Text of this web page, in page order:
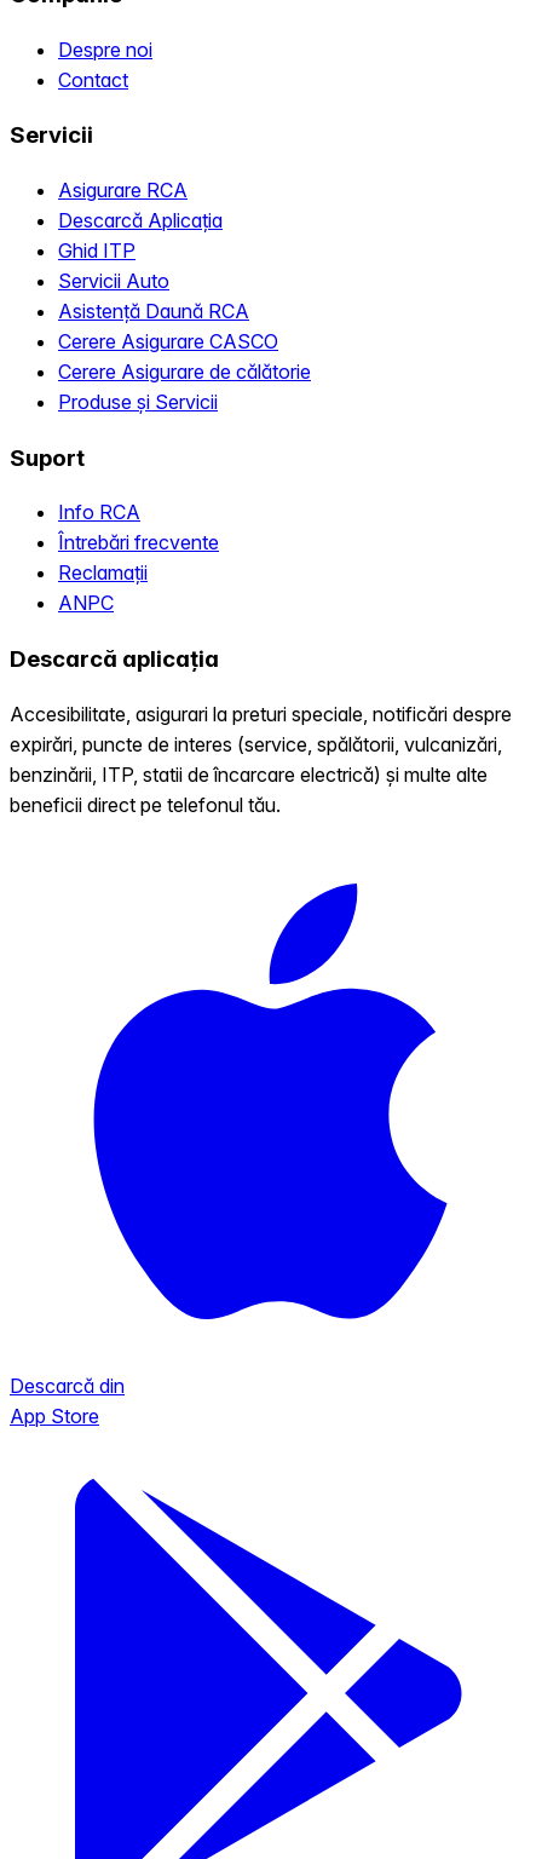
Despre noi
Contact
Servicii
Asigurare RCA
Descarcă Aplicația
Ghid ITP
Servicii Auto
Asistență Daună RCA
Cerere Asigurare CASCO
Cerere Asigurare de călătorie
Produse și Servicii
Suport
Info RCA
Întrebări frecvente
Reclamații
ANPC
Descarcă aplicația
Accesibilitate, asigurari la preturi speciale, notificări despre
expirări, puncte de interes (service, spălătorii, vulcanizări,
benzinării, ITP, statii de încarcare electrică) și multe alte
beneficii direct pe telefonul tău.
Descarcă din
App Store